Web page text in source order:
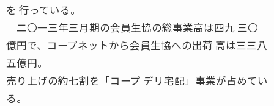
を 行っている。
二〇一三年三月期の会員生協の総事業高は四九 三〇
億円で、コープネットから会員生協への出荷 高は三三八
五億円。
売り上げの約七割を「コープ デリ宅配」事業が占めてい
る。